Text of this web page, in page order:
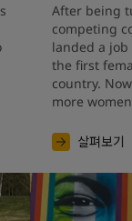
After being
competing
landed a job
the first
country.
more
살펴보기